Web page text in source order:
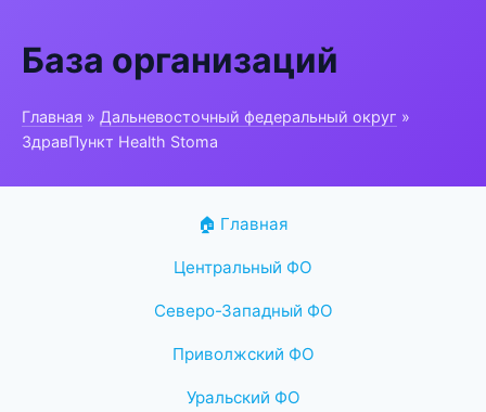
База организаций
Главная » Дальневосточный федеральный округ »
ЗдравПункт Health Stoma
🏠 Главная
Центральный ФО
Северо-Западный ФО
Приволжский ФО
Уральский ФО